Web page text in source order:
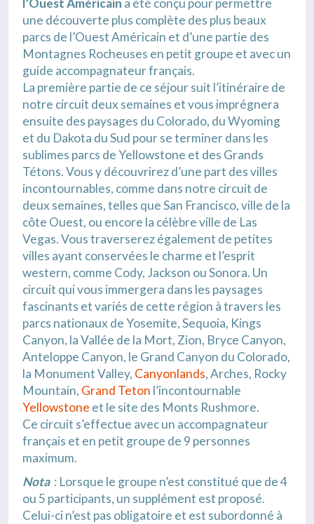
l’Ouest Américain a été conçu pour permettre
une découverte plus complète des plus beaux
parcs de l’Ouest Américain et d’une partie des
Montagnes Rocheuses en petit groupe et avec un
guide accompagnateur français.
La première partie de ce séjour suit l’itinéraire de
notre circuit deux semaines et vous imprégnera
ensuite des paysages du Colorado, du Wyoming
et du Dakota du Sud pour se terminer dans les
sublimes parcs de Yellowstone et des Grands
Tétons. Vous y découvrirez d’une part des villes
incontournables, comme dans notre circuit de
deux semaines, telles que San Francisco, ville de la
côte Ouest, ou encore la célèbre ville de Las
Vegas. Vous traverserez également de petites
villes ayant conservées le charme et l’esprit
western, comme Cody, Jackson ou Sonora. Un
circuit qui vous immergera dans les paysages
fascinants et variés de cette région à travers les
parcs nationaux de Yosemite, Sequoia, Kings
Canyon, la Vallée de la Mort, Zion, Bryce Canyon,
Anteloppe Canyon, le Grand Canyon du Colorado,
la Monument Valley, Canyonlands, Arches, Rocky
Mountain, Grand Teton l’incontournable
Yellowstone et le site des Monts Rushmore.
Ce circuit s’effectue avec un accompagnateur
français et en petit groupe de 9 personnes
maximum.
Nota : Lorsque le groupe n’est constitué que de 4
ou 5 participants, un supplément est proposé.
Celui-ci n’est pas obligatoire et est subordonné à